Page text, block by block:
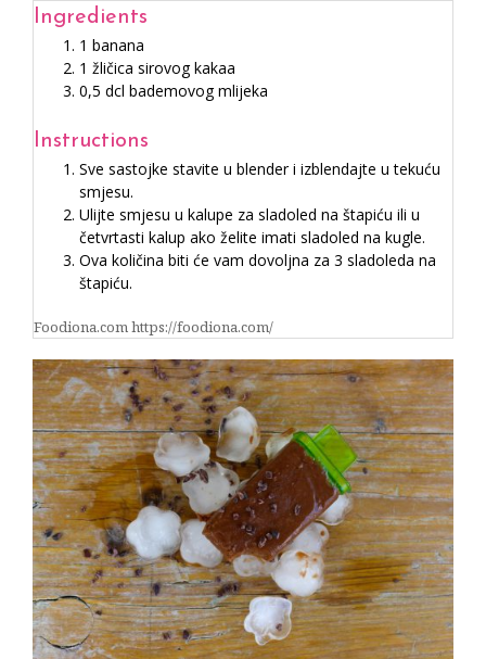
Ingredients
1 banana
1 žličica sirovog kakaa
0,5 dcl bademovog mlijeka
Instructions
Sve sastojke stavite u blender i izblendajte u tekuću
smjesu.
Ulijte smjesu u kalupe za sladoled na štapiću ili u
četvrtasti kalup ako želite imati sladoled na kugle.
Ova količina biti će vam dovoljna za 3 sladoleda na
štapiću.
Foodiona.com https://foodiona.com/